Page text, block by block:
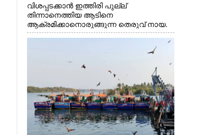
വിശപ്പടക്കാൻ ഇത്തിരി പുല്ല്
തിന്നാനെത്തിയ ആടിനെ
ആക്രമിക്കാനൊരുങ്ങുന്ന തെരുവ് നായ.
എറണാകുളം വാത്തുരുത്തിയിൽ നിന്നുള്ള